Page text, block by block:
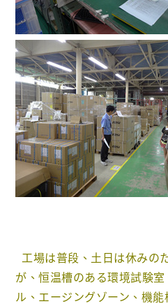
工場は普段、土日は休みの
が、恒温槽のある環境試験
ル、エージングゾーン、機